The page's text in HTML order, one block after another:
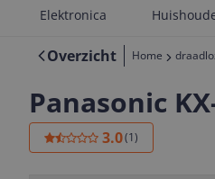
Elektronica
Overzicht Home
Panasonic
3.0(1)